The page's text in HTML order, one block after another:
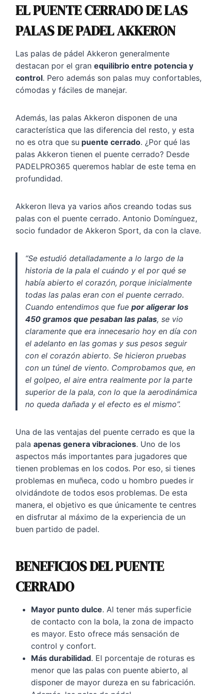
EL PUENTE CERRADO DE LAS
PALAS DE PADEL AKKERON
Las palas de pádel Akkeron generalmente
destacan por el gran equilibrio entre potencia y
control. Pero además son palas muy confortables,
cómodas y fáciles de manejar.
Además, las palas Akkeron disponen de una
característica que las diferencia del resto, y esta
no es otra que su puente cerrado. ¿Por qué las
palas Akkeron tienen el puente cerrado? Desde
PADELPRO365 queremos hablar de este tema en
profundidad.
Akkeron lleva ya varios años creando todas sus
palas con el puente cerrado. Antonio Domínguez,
socio fundador de Akkeron Sport, da con la clave.
“Se estudió detalladamente a lo largo de la
historia de la pala el cuándo y el por qué se
había abierto el corazón, porque inicialmente
todas las palas eran con el puente cerrado.
Cuando entendimos que fue por aligerar los
450 gramos que pesaban las palas, se vio
claramente que era innecesario hoy en día con
el adelanto en las gomas y sus pesos seguir
con el corazón abierto. Se hicieron pruebas
con un túnel de viento. Comprobamos que, en
el golpeo, el aire entra realmente por la parte
superior de la pala, con lo que la aerodinámica
no queda dañada y el efecto es el mismo”.
Una de las ventajas del puente cerrado es que la
pala apenas genera vibraciones. Uno de los
aspectos más importantes para jugadores que
tienen problemas en los codos. Por eso, si tienes
problemas en muñeca, codo u hombro puedes ir
olvidándote de todos esos problemas. De esta
manera, el objetivo es que únicamente te centres
en disfrutar al máximo de la experiencia de un
buen partido de padel.
BENEFICIOS DEL PUENTE
CERRADO
Mayor punto dulce. Al tener más superficie
de contacto con la bola, la zona de impacto
es mayor. Esto ofrece más sensación de
control y confort.
Más durabilidad. El porcentaje de roturas es
menor que las palas con puente abierto, al
disponer de mayor dureza en su fabricación.